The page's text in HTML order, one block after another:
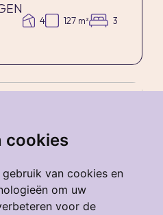
cookies
van cookies en
om uw
voor de
4 127 m² 3